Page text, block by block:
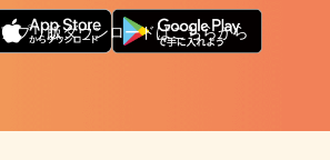
アプリ版ダウンロードはこちらから